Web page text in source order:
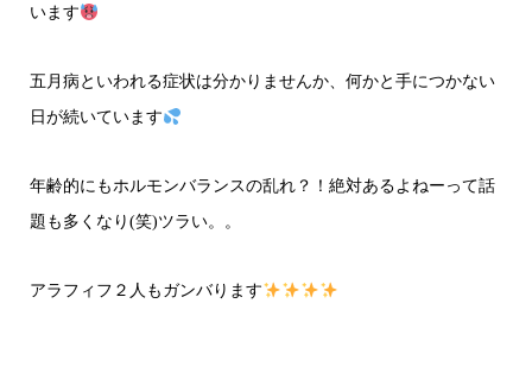
います
五月病といわれる症状は分かりませんか、何かと手につかない
日が続いています
年齢的にもホルモンバランスの乱れ？！絶対あるよねーって話
題も多くなり(笑)ツラい。。
アラフィフ２人もガンバります